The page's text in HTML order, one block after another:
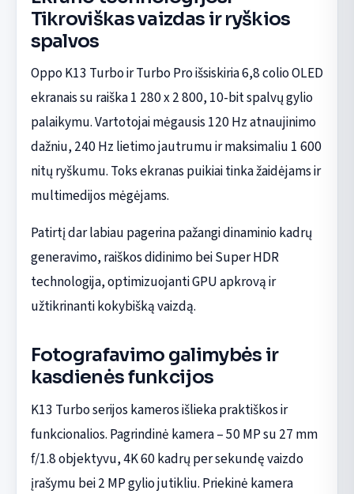
Tikroviškas vaizdas ir ryškios
spalvos
Oppo K13 Turbo ir Turbo Pro išsiskiria 6,8 colio OLED
ekranais su raiška 1 280 x 2 800, 10-bit spalvų gylio
palaikymu. Vartotojai mėgausis 120 Hz atnaujinimo
dažniu, 240 Hz lietimo jautrumu ir maksimaliu 1 600
nitų ryškumu. Toks ekranas puikiai tinka žaidėjams ir
multimedijos mėgėjams.
Patirtį dar labiau pagerina pažangi dinaminio kadrų
generavimo, raiškos didinimo bei Super HDR
technologija, optimizuojanti GPU apkrovą ir
užtikrinanti kokybišką vaizdą.
Fotografavimo galimybės ir
kasdienės funkcijos
K13 Turbo serijos kameros išlieka praktiškos ir
funkcionalios. Pagrindinė kamera – 50 MP su 27 mm
f/1.8 objektyvu, 4K 60 kadrų per sekundę vaizdo
įrašymu bei 2 MP gylio jutikliu. Priekinė kamera